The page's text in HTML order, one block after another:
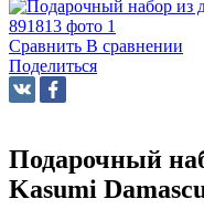
Сравнить В сравнении
Поделиться
Подарочный
Kasumi